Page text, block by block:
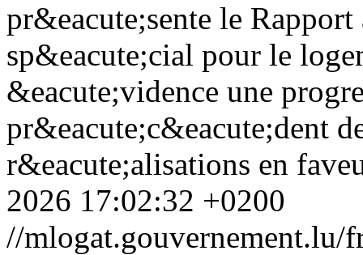
pr&eacute;sente le
sp&eacute;cial pour le
&eacute;vidence une
pr&eacute;c&eacute;dent
r&eacute;alisations en
2026 17:02:32 +0200
//mlogat.gouvernement.lu/